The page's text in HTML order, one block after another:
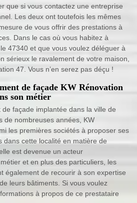
que si vous contactez une entreprise
Les deux ont toutefois les mêmes
de vous offrir des prestations à
Dans le cas où vous habitez à
47340 et que vous voulez déléguer à
sérieux le ravalement de votre maison,
47. Vous n’en serez pas déçu !
de façade KW Rénovation
son métier
façade implantée dans la ville de
de nombreuses années, KW
les premières sociétés à proposer ses
dans cette localité en matière de
est devenue un acteur
et en plus des particuliers, les
également de recourir à son expertise
leurs bâtiments. Si vous voulez
à propos de ce prestataire